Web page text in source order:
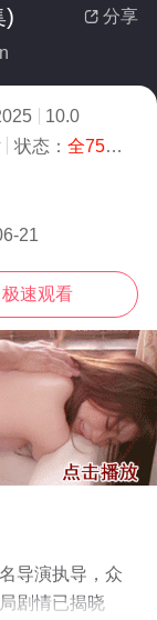
 分享
)
10.0
状态： 全75集
21
极速观看
导演执导，众
剧情已揭晓